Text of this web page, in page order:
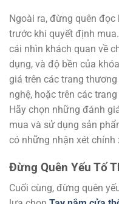
Ngoài ra, đừng quên
trước khi quyết định
cái nhìn khách quan về
dụng, và độ bền của
giá trên các trang
nghệ, hoặc trên các
Hãy chọn những đánh
mua và sử dụng sản
có những nhận xét chính
Đừng Quên Yếu Tố
Cuối cùng, đừng quên